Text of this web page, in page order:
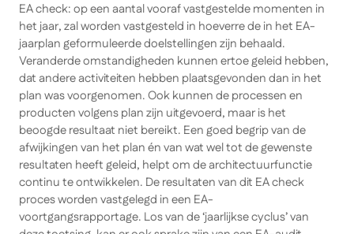
EA check: op een aantal vooraf vastgestelde momenten in
het jaar, zal worden vastgesteld in hoeverre de in het EA-
jaarplan geformuleerde doelstellingen zijn behaald.
Veranderde omstandigheden kunnen ertoe geleid hebben,
dat andere activiteiten hebben plaatsgevonden dan in het
plan was voorgenomen. Ook kunnen de processen en
producten volgens plan zijn uitgevoerd, maar is het
beoogde resultaat niet bereikt. Een goed begrip van de
afwijkingen van het plan én van wat wel tot de gewenste
resultaten heeft geleid, helpt om de architectuurfunctie
continu te ontwikkelen. De resultaten van dit EA check
proces worden vastgelegd in een EA-
voortgangsrapportage. Los van de ‘jaarlijkse cyclus’ van